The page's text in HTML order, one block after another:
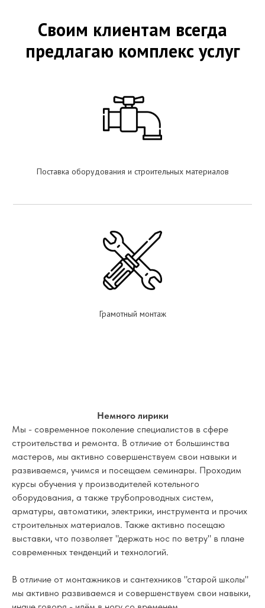
Своим клиентам всегда
предлагаю комплекс услуг
Поставка оборудования и строительных материалов
Грамотный монтаж
Немного лирики
Мы - современное поколение специалистов в сфере
строительства и ремонта. В отличие от большинства
мастеров, мы активно совершенствуем свои навыки и
развиваемся, учимся и посещаем семинары. Проходим
курсы обучения у производителей котельного
оборудования, а также трубопроводных систем,
арматуры, автоматики, электрики, инструмента и прочих
строительных материалов. Также активно посещаю
выставки, что позволяет "держать нос по ветру" в плане
современных тенденций и технологий.
В отличие от монтажников и сантехников "старой школы"
мы активно развиваемся и совершенствуем свои навыки,